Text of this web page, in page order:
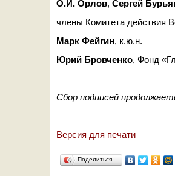
О.И. Орлов, Сергей
члены Комитета действия
Марк Фейгин, к.ю.н.
Юрий Бровченко, Фонд
Сбор подписей
Версия для печати
Поделиться…